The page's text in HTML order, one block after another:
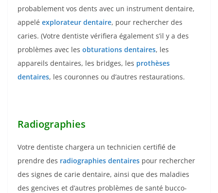
probablement vos dents avec un instrument dentaire,
appelé explorateur dentaire, pour rechercher des
caries. (Votre dentiste vérifiera également s’il y a des
problèmes avec les obturations dentaires, les
appareils dentaires, les bridges, les prothèses
dentaires, les couronnes ou d’autres restaurations.
Radiographies
Votre dentiste chargera un technicien certifié de
prendre des radiographies dentaires pour rechercher
des signes de carie dentaire, ainsi que des maladies
des gencives et d’autres problèmes de santé bucco-